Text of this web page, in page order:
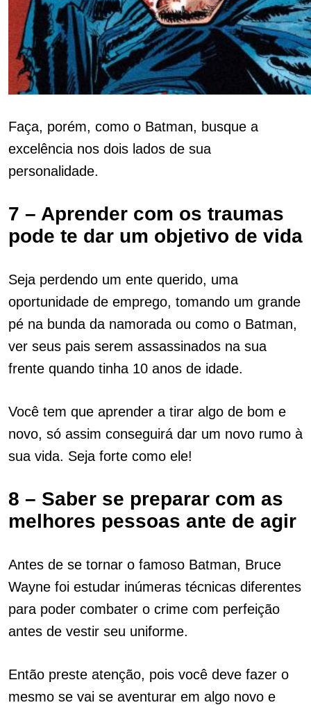
Faça, porém, como o Batman, busque a
excelência nos dois lados de sua
personalidade.
7 – Aprender com os traumas
pode te dar um objetivo de vida
Seja perdendo um ente querido, uma
oportunidade de emprego, tomando um grande
pé na bunda da namorada ou como o Batman,
ver seus pais serem assassinados na sua
frente quando tinha 10 anos de idade.
Você tem que aprender a tirar algo de bom e
novo, só assim conseguirá dar um novo rumo à
sua vida. Seja forte como ele!
8 – Saber se preparar com as
melhores pessoas ante de agir
Antes de se tornar o famoso Batman, Bruce
Wayne foi estudar inúmeras técnicas diferentes
para poder combater o crime com perfeição
antes de vestir seu uniforme.
Então preste atenção, pois você deve fazer o
mesmo se vai se aventurar em algo novo e